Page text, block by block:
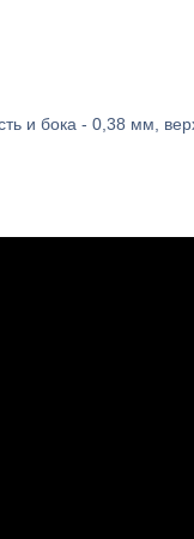
и бока - 0,38 мм,